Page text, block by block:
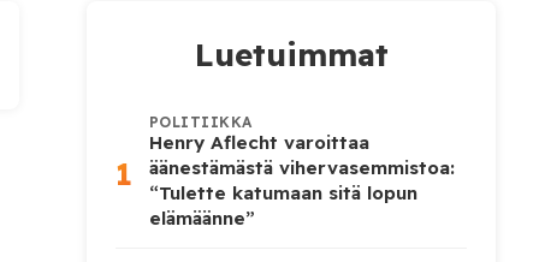
Luetuimmat
1
POLITIIKKA
Henry Aflecht varoittaa
äänestämästä vihervasemmistoa:
“Tulette katumaan sitä lopun
elämäänne”